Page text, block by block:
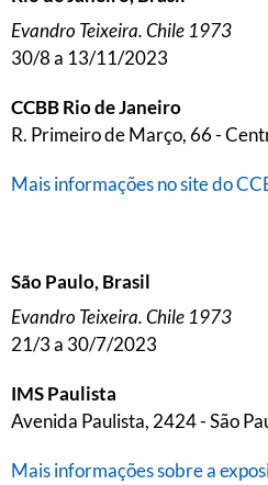
Evandro Teixeira. Chile 1973
30/8 a 13/11/2023
CCBB Rio de Janeiro
R. Primeiro de Março, 66 -
Mais informações no site do
São Paulo, Brasil
Evandro Teixeira. Chile 1973
21/3 a 30/7/2023
IMS Paulista
Avenida Paulista, 2424 - São
Mais informações sobre a